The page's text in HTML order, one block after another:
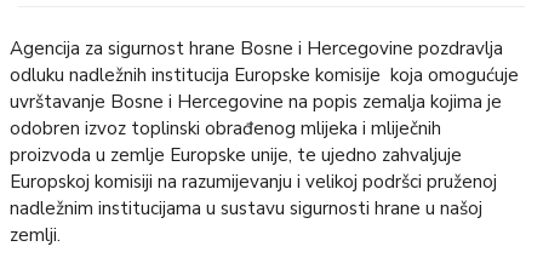
Agencija za sigurnost hrane Bosne i Hercegovine pozdravlja
odluku nadležnih institucija Europske komisije koja omogućuje
uvrštavanje Bosne i Hercegovine na popis zemalja kojima je
odobren izvoz toplinski obrađenog mlijeka i mliječnih
proizvoda u zemlje Europske unije, te ujedno zahvaljuje
Europskoj komisiji na razumijevanju i velikoj podršci pruženoj
nadležnim institucijama u sustavu sigurnosti hrane u našoj
zemlji.